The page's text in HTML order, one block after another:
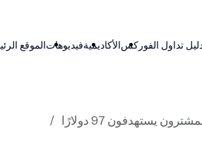
تداول الفوركسالأكاديميةفيديوهاتالموقع
97 دولارًا